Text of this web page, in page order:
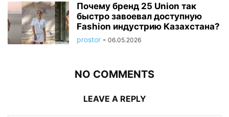
Почему бренд 25 Union так
быстро завоевал доступную
Fashion индустрию Казахстана?
prostor - 06.05.2026
NO COMMENTS
LEAVE A REPLY